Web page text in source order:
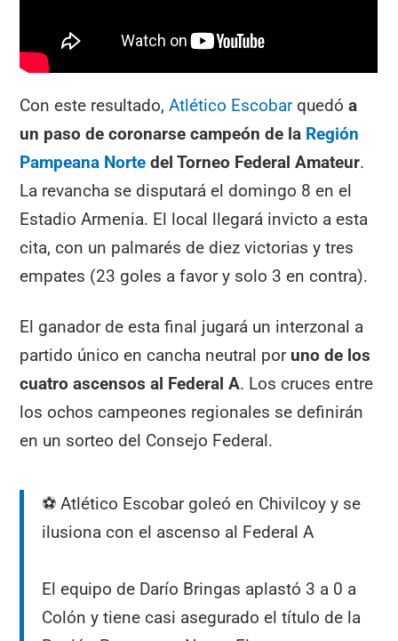
Con este resultado,Atlético Escobarquedóa
un paso de coronarse campeón de la Región
Pampeana Norte del Torneo Federal Amateur.
La revancha se disputará el domingo 8 en el
Estadio Armenia. El local llegará invicto a esta
cita, con un palmarés de diez victorias y tres
empates (23 goles a favor y solo 3 en contra).
El ganador de esta final jugará un interzonal a
partido único en cancha neutral por uno de los
cuatro ascensos al Federal A. Los cruces entre
los ochos campeones regionales se definirán
en un sorteo del Consejo Federal.
⚽ Atlético Escobar goleó en Chivilcoy y se
ilusiona con el ascenso al Federal A
El equipo de Darío Bringas aplastó 3 a 0 a
Colón y tiene casi asegurado el título de la